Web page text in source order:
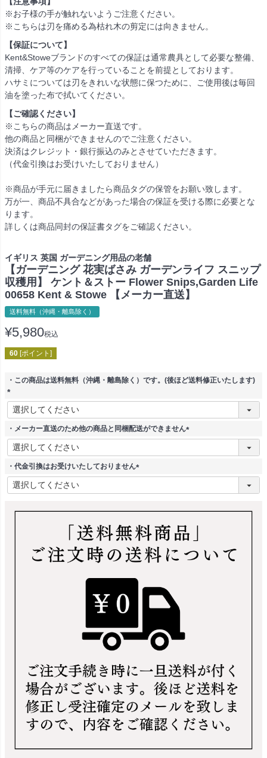
※お子様の手が触れないようご注意ください。
※こちらは刃を痛める為枯れ木の剪定には向きません。
【保証について】
Kent&Stoweブランドのすべての保証は通常農具として必要な整備、
清掃、ケア等のケアを行っていることを前提としております。
ハサミについては刃をきれいな状態に保つために、ご使用後は毎回
油を塗った布で拭いてください。
【ご確認ください】
※こちらの商品はメーカー直送です。
他の商品と同梱ができませんのでご注意ください。
決済はクレジット・銀行振込のみとさせていただきます。
（代金引換はお受けいたしておりません）
※商品が手元に届きましたら商品タグの保管をお願い致します。
万が一、商品不具合などがあった場合の保証を受ける際に必要とな
ります。
詳しくは商品同封の保証書タグをご確認ください。
イギリス 英国 ガーデニング用品の老舗
【ガーデニング 花実ばさみ ガーデンライフ スニップ
収穫用】 ケント＆ストー Flower Snips,Garden Life
00658 Kent & Stowe 【メーカー直送】
送料無料（沖縄・離島除く）
¥5,980税込
60 [ポイント]
・この商品は送料無料（沖縄・離島除く）です。(後ほど送料修正いたします)
(
必
須・メーカー直送のため他の商品と同梱配送ができません
(
・代金引換はお受けいたしておりません
(
)